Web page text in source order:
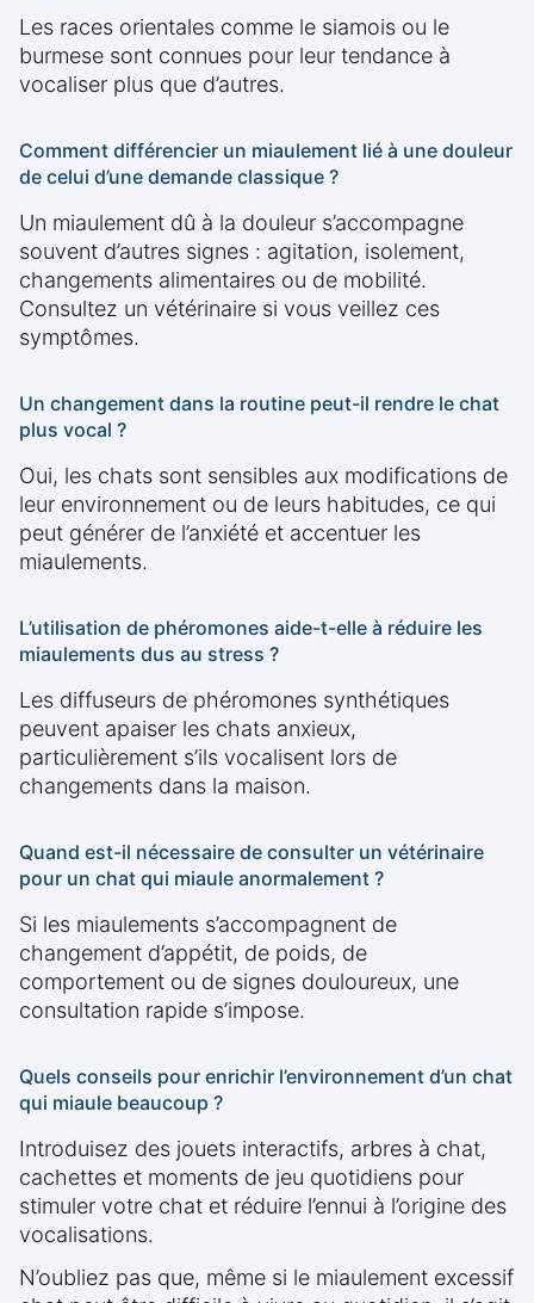
Les races orientales comme le siamois ou le
burmese sont connues pour leur tendance à
vocaliser plus que d’autres.
Comment différencier un miaulement lié à une douleur
de celui d’une demande classique ?
Un miaulement dû à la douleur s’accompagne
souvent d’autres signes : agitation, isolement,
changements alimentaires ou de mobilité.
Consultez un vétérinaire si vous veillez ces
symptômes.
Un changement dans la routine peut-il rendre le chat
plus vocal ?
Oui, les chats sont sensibles aux modifications de
leur environnement ou de leurs habitudes, ce qui
peut générer de l’anxiété et accentuer les
miaulements.
L’utilisation de phéromones aide-t-elle à réduire les
miaulements dus au stress ?
Les diffuseurs de phéromones synthétiques
peuvent apaiser les chats anxieux,
particulièrement s’ils vocalisent lors de
changements dans la maison.
Quand est-il nécessaire de consulter un vétérinaire
pour un chat qui miaule anormalement ?
Si les miaulements s’accompagnent de
changement d’appétit, de poids, de
comportement ou de signes douloureux, une
consultation rapide s’impose.
Quels conseils pour enrichir l’environnement d’un chat
qui miaule beaucoup ?
Introduisez des jouets interactifs, arbres à chat,
cachettes et moments de jeu quotidiens pour
stimuler votre chat et réduire l’ennui à l’origine des
vocalisations.
N’oubliez pas que, même si le miaulement excessif